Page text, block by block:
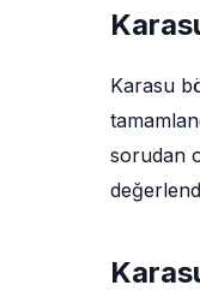
Karasu
sorudan